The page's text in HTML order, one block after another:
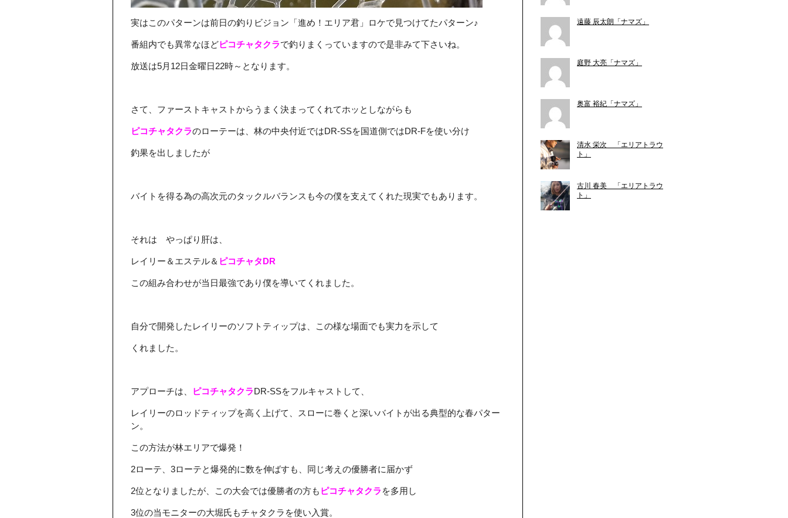
実はこのパターンは前日の釣りビジョン「進め！エリア君」ロケで見つけてたパターン♪
番組内でも異常なほどピコチャタクラで釣りまくっていますので是非みて下さいね。
放送は5月12日金曜日22時～となります。
さて、ファーストキャストからうまく決まってくれてホッとしながらも
ピコチャタクラのローテーは、林の中央付近ではDR-SSを国道側ではDR-Fを使い分け
釣果を出しましたが
バイトを得る為の高次元のタックルバランスも今の僕を支えてくれた現実でもあります。
それは やっぱり肝は、
レイリー＆エステル＆ ピコチャタDR
この組み合わせが当日最強であり僕を導いてくれました。
自分で開発したレイリーのソフトティップは、この様な場面でも実力を示して
くれました。
アプローチは、 ピコチャタクラDR-SSをフルキャストして、
レイリーのロッドティップを高く上げて、スローに巻くと深いバイトが出る典型的な春パター
ン。
この方法が林エリアで爆発！
2ローテ、3ローテと爆発的に数を伸ばすも、同じ考えの優勝者に届かず
2位となりましたが、この大会では優勝者の方も ピコチャタクラ を多用し
3位の当モニターの大堀氏もチャタクラを使い入賞。
遠藤 辰太朗「ナマズ」
庭野 大亮「ナマズ」
奥富 裕紀「ナマズ」
清水 栄次 「エリアトラウ
ト」
古川 春美 「エリアトラウ
ト」